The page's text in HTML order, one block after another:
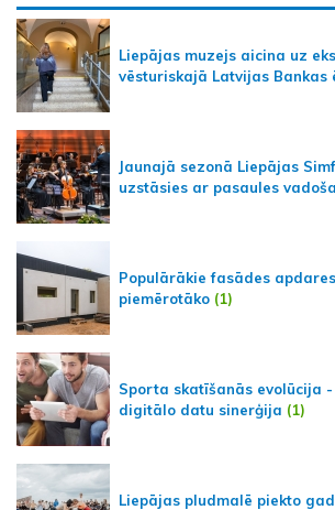
Liepājas muzejs aicina uz
vēsturiskajā Latvijas Bankas
Jaunajā sezonā Liepājas
uzstāsies ar pasaules
Populārākie fasādes
piemērotāko (1)
Sporta skatīšanās evolūcija
digitālo datu sinerģija (1)
Liepājas pludmalē piekto